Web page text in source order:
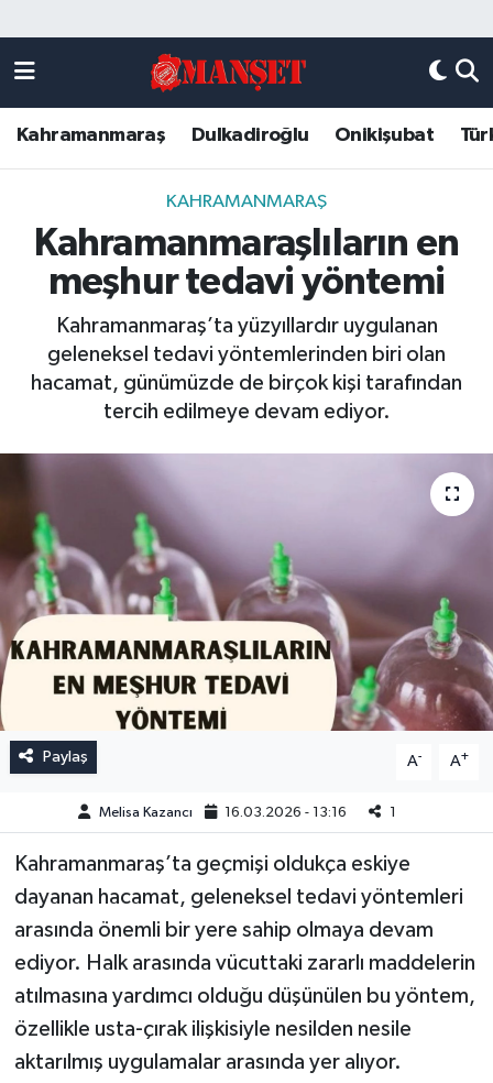
Kahramanmaraş Dulkadiroğlu Onikişubat
KAHRAMANMARAŞ
Kahramanmaraşlıların en
meşhur tedavi yöntemi
Kahramanmaraş’ta yüzyıllardır uygulanan
geleneksel tedavi yöntemlerinden biri olan
hacamat, günümüzde de birçok kişi tarafından
tercih edilmeye devam ediyor.
Paylaş A- A+
Melisa Kazancı 16.03.2026 - 13:16 1
Kahramanmaraş’ta geçmişi oldukça eskiye
dayanan hacamat, geleneksel tedavi yöntemleri
arasında önemli bir yere sahip olmaya devam
ediyor. Halk arasında vücuttaki zararlı maddelerin
atılmasına yardımcı olduğu düşünülen bu yöntem,
özellikle usta-çırak ilişkisiyle nesilden nesile
aktarılmış uygulamalar arasında yer alıyor.
DULKADİROĞLU
KAHRAMANMARAŞ
ONİKİŞUBAT
Künye
Kahramanmaraş Nöbetçi Eczaneler
Kahramanmaraş Hava Durumu
Kahramanmaraş Trafik Yoğunluk Haritası
Süper Lig Puan Durumu ve Fikstür
Son Dakika Haberleri
Haber Arşivi